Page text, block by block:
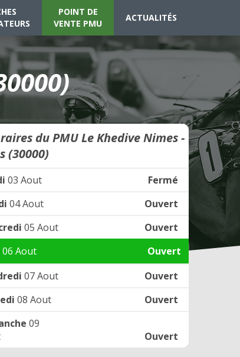
POINT DE
VENTE PMU
ACTUALITÉS
du PMU Le Khedive Nimes -
(30000)
03 Aout
Fermé
04 Aout
Ouvert
05 Aout
Ouvert
06 Aout
Ouvert
07 Aout
Ouvert
08 Aout
Ouvert
09
Ouvert